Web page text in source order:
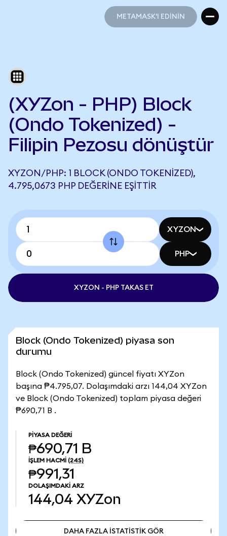
METAMASK'I EDİNİN
(XYZon - PHP) Block
(Ondo Tokenized) -
Filipin Pezosu dönüştür
XYZON/PHP: 1 BLOCK (ONDO TOKENIZED),
4.795,0673 PHP DEĞERINE EŞITTIR
XYZON
PHP
XYZON - PHP TAKAS ET
Block (Ondo Tokenized) piyasa son
durumu
Block (Ondo Tokenized) güncel fiyatı XYZon
başına ₱4.795,07. Dolaşımdaki arzı 144,04 XYZon
ve Block (Ondo Tokenized) toplam piyasa değeri
₱690,71 B .
PIYASA DEĞERI
₱690,71 B
İŞLEM HACMI (24S)
₱991,31
DOLAŞIMDAKI ARZ
144,04 XYZon
DAHA FAZLA İSTATİSTİK GÖR